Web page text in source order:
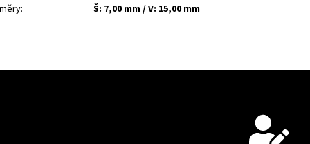
: Š: 7,00 mm / V: 15,00 mm